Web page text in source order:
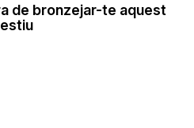
de bronzejar-te aquest
estiu